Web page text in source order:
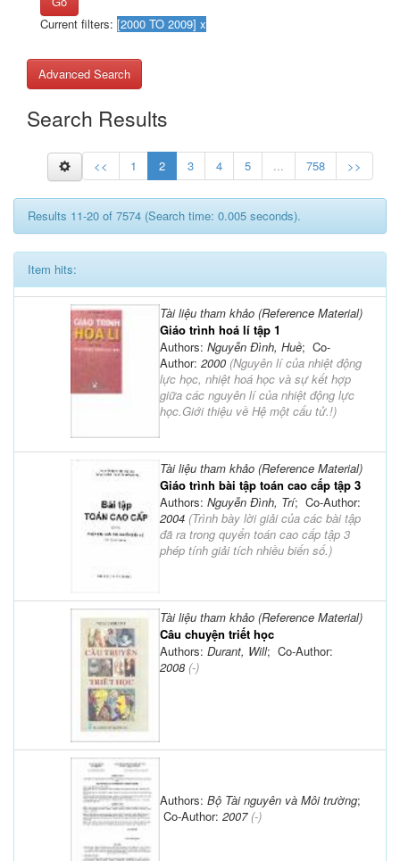
Current filters:
Advanced Search
Search Results
<< 1 2 3 4 5 ... 758 >>
Results 11-20 of 7574 (Search time: 0.005 seconds).
Item hits:
Tài liệu tham khảo (Reference Material)
Giáo trình hoá lí tập 1
Authors: Nguyễn Đình, Huề; Co-
Author: 2000 (Nguyên lí của nhiệt động
lực học, nhiệt hoá học và sự kết hợp
giữa các nguyên lí của nhiệt động lực
học.Giới thiệu về Hệ một cấu tử.!)
Tài liệu tham khảo (Reference Material)
Giáo trình bài tập toán cao cấp tập 3
Authors: Nguyễn Đình, Trí; Co-Author:
2004 (Trình bày lời giải của các bài tập
đã ra trong quyển toán cao cấp tập 3
phép tính giải tích nhiều biến số.)
Tài liệu tham khảo (Reference Material)
Câu chuyện triết học
Authors: Durant, Will; Co-Author:
2008 (-)
Authors: Bộ Tài nguyên và Môi trường;
Co-Author: 2007(-)